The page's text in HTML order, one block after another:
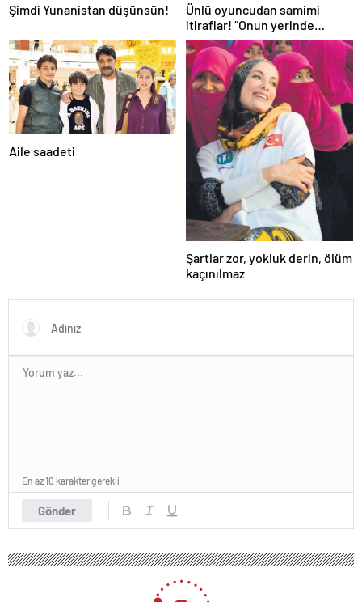
Şimdi Yunanistan düşünsün!
Ünlü oyuncudan samimi
itiraflar! “Onun yerinde
olsaydım diye çok düşündüm”
Aile saadeti
Şartlar zor, yokluk derin, ölüm
kaçınılmaz
Gönder
En az 10 karakter gerekli